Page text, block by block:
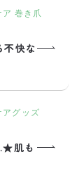
ア 巻き爪
不快な
アグッズ
肌も